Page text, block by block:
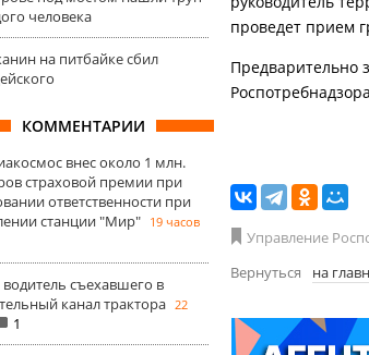
человека
на питбайке сбил
КОММЕНТАРИИ
внес около 1 млн.
страховой премии при
ответственности при
станции "Мир" 19 часов
съехавшего в
канал трактора 22
1
проведет прием
Предварительно
Управление
Вернуться
на